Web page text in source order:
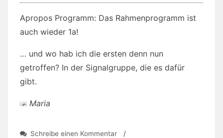
Apropos Programm: Das Rahmenprogramm ist
auch wieder 1a!
… und wo hab ich die ersten denn nun
getroffen? In der Signalgruppe, die es dafür
gibt.
Maria
Schreibe einen Kommentarzu /